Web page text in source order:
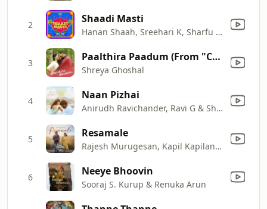
2 Shaadi Masti
Hanan Shaah, Sreehari K, Sharfu & Dhaliya navas
3 Paalthira Paadum (From "Captain")
Shreya Ghoshal
4 Naan Pizhai
Anirudh Ravichander, Ravi G & Shashaa Tirupati
5 Resamale
Rajesh Murugesan, Kapil Kapilan, Fazzy & Shabareesh Varma
6 Neeye Bhoovin
Sooraj S. Kurup & Renuka Arun